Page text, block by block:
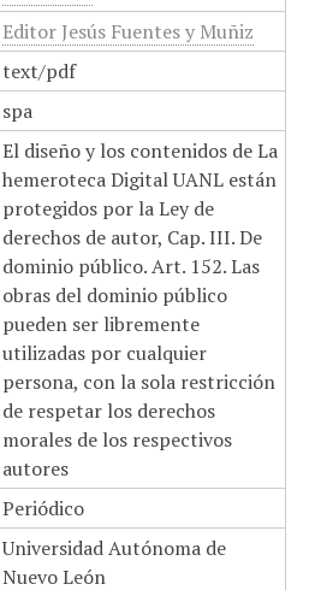
Editor Jesús Fuentes y Muñiz
text/pdf
spa
El diseño y los contenidos de La
hemeroteca Digital UANL están
protegidos por la Ley de
derechos de autor, Cap. III. De
dominio público. Art. 152. Las
obras del dominio público
pueden ser libremente
utilizadas por cualquier
persona, con la sola restricción
de respetar los derechos
morales de los respectivos
autores
Periódico
Universidad Autónoma de
Nuevo León